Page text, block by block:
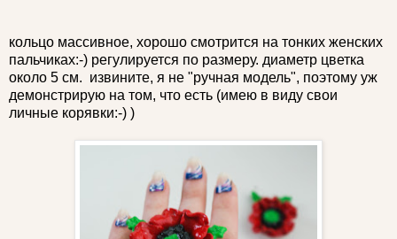
кольцо массивное, хорошо смотрится на тонких женских
пальчиках:-) регулируется по размеру. диаметр цветка
около 5 см. извините, я не "ручная модель", поэтому уж
демонстрирую на том, что есть (имею в виду свои
личные корявки:-) )